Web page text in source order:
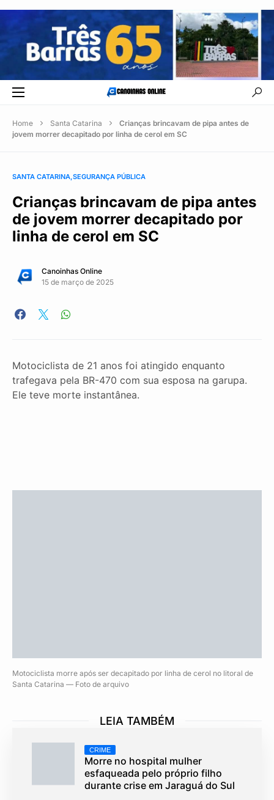
Home Santa Catarina
Crianças brincavam de pipa antes de
jovem morrer decapitado por linha de cerol em SC
SANTA CATARINA SEGURANÇA PÚBLICA
Crianças brincavam de pipa antes
de jovem morrer decapitado por
linha de cerol em SC
Canoinhas Online
15 de março de 2025
Motociclista de 21 anos foi atingido enquanto
trafegava pela BR-470 com sua esposa na garupa.
Ele teve morte instantânea.
Motociclista morre após ser decapitado por linha de cerol no litoral de
Santa Catarina — Foto de arquivo
LEIA TAMBÉM
CRIME
Morre no hospital mulher
esfaqueada pelo próprio filho
durante crise em Jaraguá do Sul